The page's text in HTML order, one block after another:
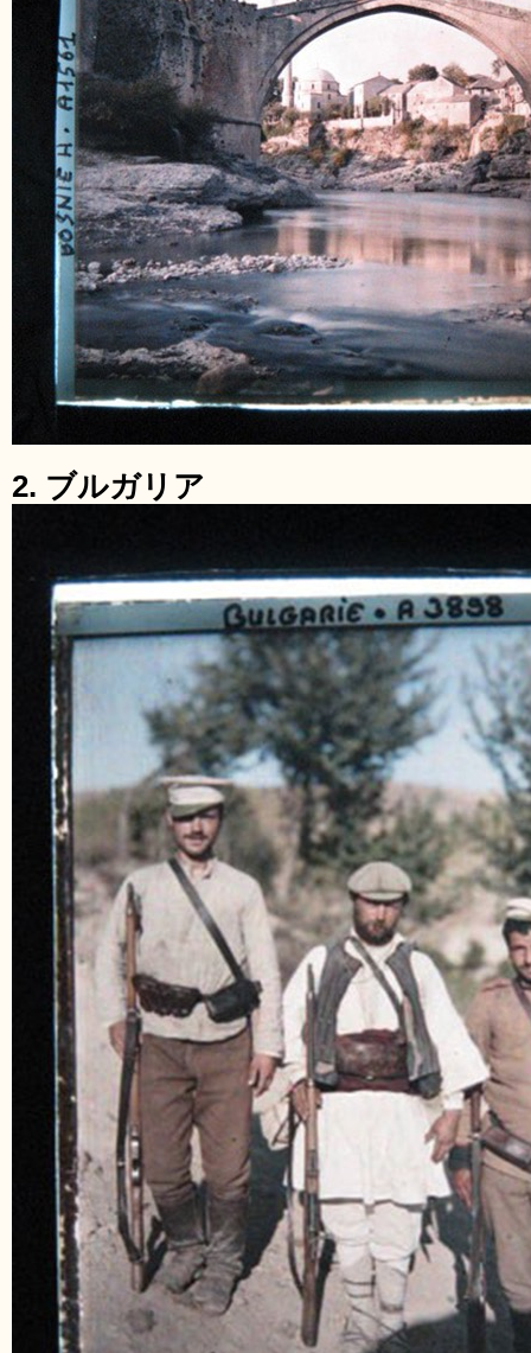
2. ブルガリア